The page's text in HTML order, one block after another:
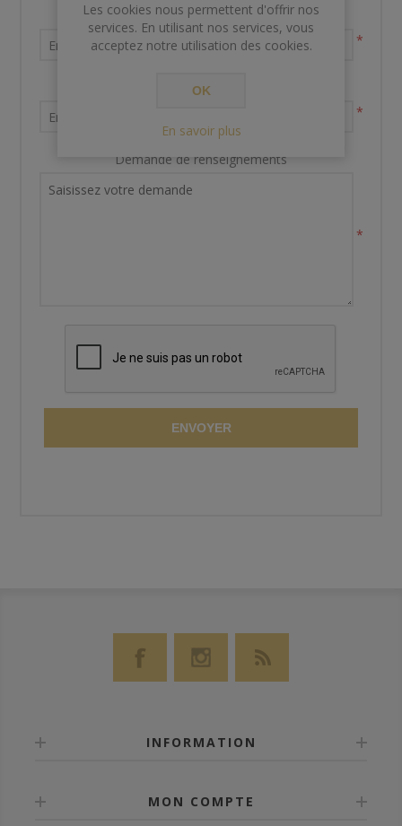
Nom et prénom
*
Votre adresse email
*
Demande de renseignements
*
ENVOYER
INFORMATION
MON COMPTE
Les cookies nous permettent d'offrir nos
services. En utilisant nos services, vous
acceptez notre utilisation des cookies.
OK
En savoir plus